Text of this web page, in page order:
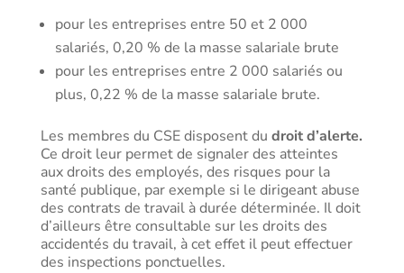
pour les entreprises entre 50 et 2 000
salariés, 0,20 % de la masse salariale brute
pour les entreprises entre 2 000 salariés ou
plus, 0,22 % de la masse salariale brute.
Les membres du CSE disposent du droit d’alerte.
Ce droit leur permet de signaler des atteintes
aux droits des employés, des risques pour la
santé publique, par exemple si le dirigeant abuse
des contrats de travail à durée déterminée. Il doit
d’ailleurs être consultable sur les droits des
accidentés du travail, à cet effet il peut effectuer
des inspections ponctuelles.